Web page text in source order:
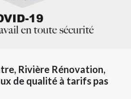
Rivière Rénovation,
de qualité à tarifs pas